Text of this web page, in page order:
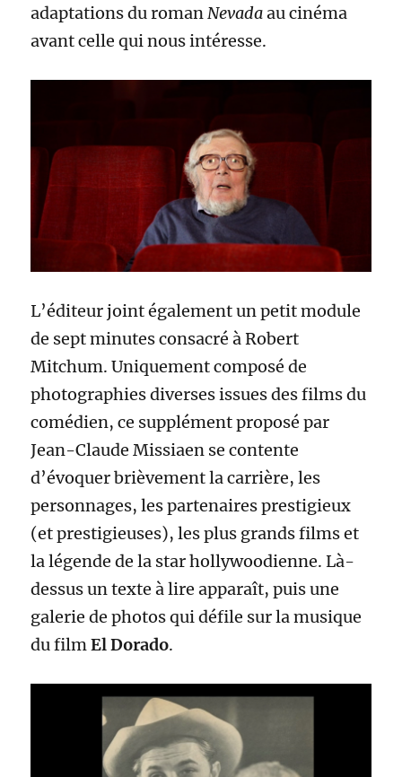
adaptations du romanNevadaau cinéma
avant celle qui nous intéresse.
L’éditeur joint également un petit module
de sept minutes consacré à Robert
Mitchum. Uniquement composé de
photographies diverses issues des films du
comédien, ce supplément proposé par
Jean-Claude Missiaen se contente
d’évoquer brièvement la carrière, les
personnages, les partenaires prestigieux
(et prestigieuses), les plus grands films et
la légende de la star hollywoodienne. Là-
dessus un texte à lire apparaît, puis une
galerie de photos qui défile sur la musique
du filmEl Dorado.